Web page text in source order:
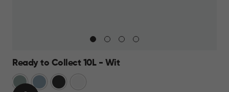
Ready to Collect 10L - Wit
GroenBlauwDonkergrijs